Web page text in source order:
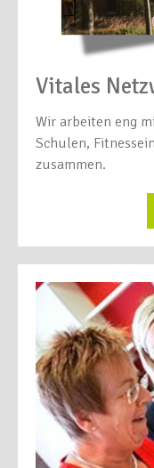
Vitales
Wir arbeiten eng
Schulen,
zusammen.